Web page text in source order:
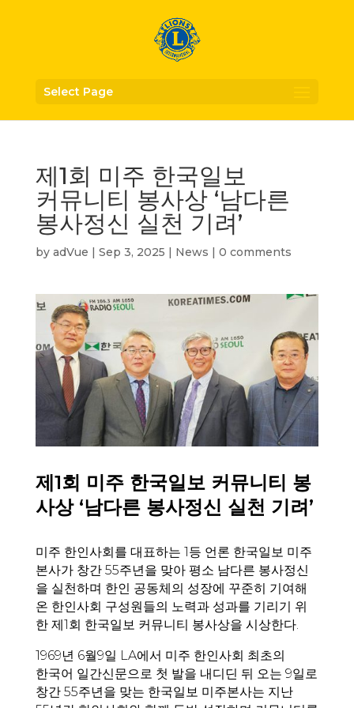
Select Page
제1회 미주 한국일보
커뮤니티 봉사상 ‘남다른
봉사정신 실천 기려’
by adVue | Sep 3, 2025 | News | 0 comments
제1회 미주 한국일보 커뮤니티 봉
사상 ‘남다른 봉사정신 실천 기려’
미주 한인사회를 대표하는 1등 언론 한국일보 미주
본사가 창간 55주년을 맞아 평소 남다른 봉사정신
을 실천하며 한인 공동체의 성장에 꾸준히 기여해
온 한인사회 구성원들의 노력과 성과를 기리기 위
한 제1회 한국일보 커뮤니티 봉사상을 시상한다.
1969년 6월9일 LA에서 미주 한인사회 최초의
한국어 일간신문으로 첫 발을 내디딘 뒤 오는 9일로
창간 55주년을 맞는 한국일보 미주본사는 지난